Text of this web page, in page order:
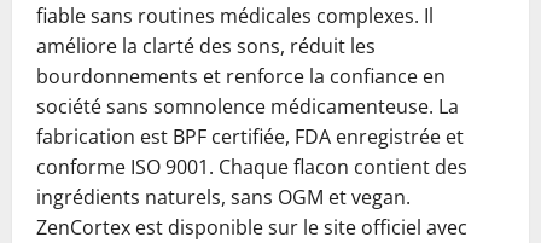
fiable sans routines médicales complexes. Il
améliore la clarté des sons, réduit les
bourdonnements et renforce la confiance en
société sans somnolence médicamenteuse. La
fabrication est BPF certifiée, FDA enregistrée et
conforme ISO 9001. Chaque flacon contient des
ingrédients naturels, sans OGM et vegan.
ZenCortex est disponible sur le site officiel avec